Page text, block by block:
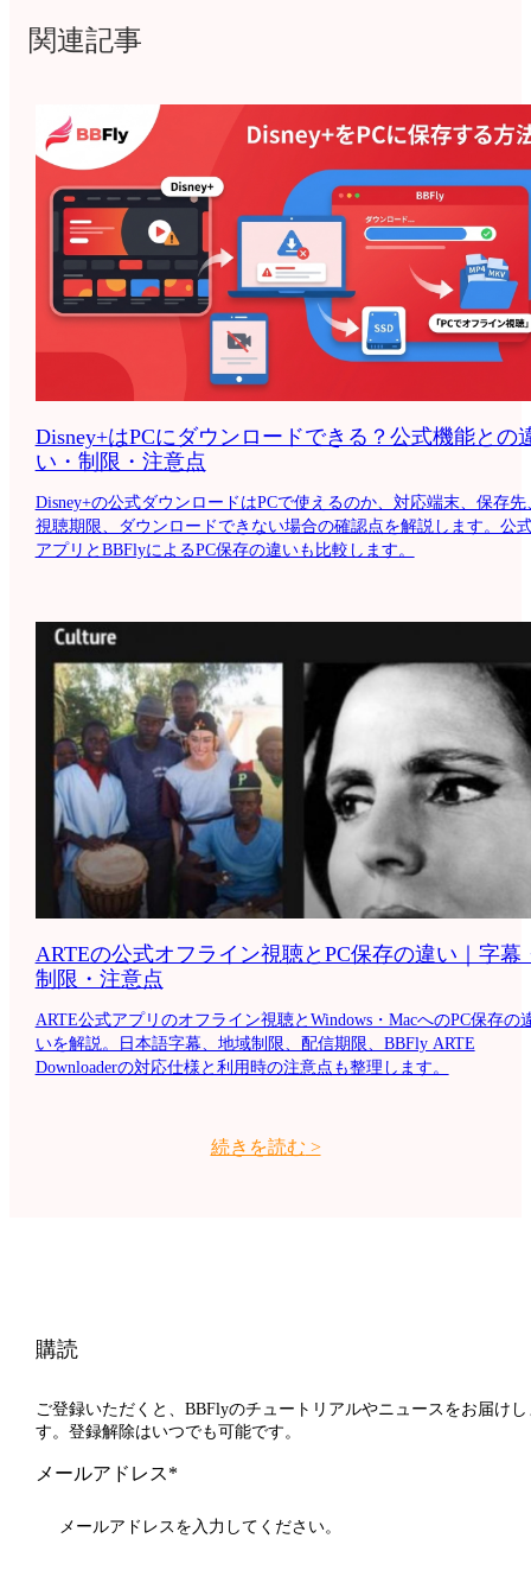
関連記事
Disney+はPCにダウンロードできる？公式機能との
い・制限・注意点
Disney+の公式ダウンロードはPCで使えるのか、対応端末、保存先
視聴期限、ダウンロードできない場合の確認点を解説します。公
アプリとBBFlyによるPC保存の違いも比較します。
ARTEの公式オフライン視聴とPC保存の違い｜字幕
制限・注意点
ARTE公式アプリのオフライン視聴とWindows・MacへのPC保存の
いを解説。日本語字幕、地域制限、配信期限、BBFly ARTE
Downloaderの対応仕様と利用時の注意点も整理します。
続きを読む >
購読
ご登録いただくと、BBFlyのチュートリアルやニュースをお届けし
す。登録解除はいつでも可能です。
メールアドレス*